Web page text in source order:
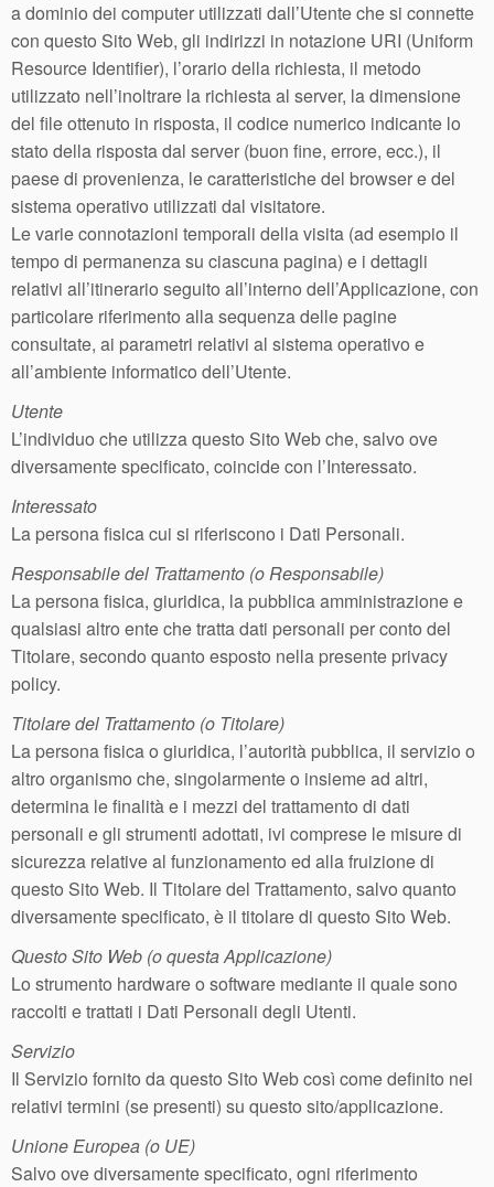
a dominio dei computer utilizzati dall’Utente che si connette
con questo Sito Web, gli indirizzi in notazione URI (Uniform
Resource Identifier), l’orario della richiesta, il metodo
utilizzato nell’inoltrare la richiesta al server, la dimensione
del file ottenuto in risposta, il codice numerico indicante lo
stato della risposta dal server (buon fine, errore, ecc.), il
paese di provenienza, le caratteristiche del browser e del
sistema operativo utilizzati dal visitatore.
Le varie connotazioni temporali della visita (ad esempio il
tempo di permanenza su ciascuna pagina) e i dettagli
relativi all’itinerario seguito all’interno dell’Applicazione, con
particolare riferimento alla sequenza delle pagine
consultate, ai parametri relativi al sistema operativo e
all’ambiente informatico dell’Utente.
Utente
L’individuo che utilizza questo Sito Web che, salvo ove
diversamente specificato, coincide con l’Interessato.
Interessato
La persona fisica cui si riferiscono i Dati Personali.
Responsabile del Trattamento (o Responsabile)
La persona fisica, giuridica, la pubblica amministrazione e
qualsiasi altro ente che tratta dati personali per conto del
Titolare, secondo quanto esposto nella presente privacy
policy.
Titolare del Trattamento (o Titolare)
La persona fisica o giuridica, l’autorità pubblica, il servizio o
altro organismo che, singolarmente o insieme ad altri,
determina le finalità e i mezzi del trattamento di dati
personali e gli strumenti adottati, ivi comprese le misure di
sicurezza relative al funzionamento ed alla fruizione di
questo Sito Web. Il Titolare del Trattamento, salvo quanto
diversamente specificato, è il titolare di questo Sito Web.
Questo Sito Web (o questa Applicazione)
Lo strumento hardware o software mediante il quale sono
raccolti e trattati i Dati Personali degli Utenti.
Servizio
Il Servizio fornito da questo Sito Web così come definito nei
relativi termini (se presenti) su questo sito/applicazione.
Unione Europea (o UE)
Salvo ove diversamente specificato, ogni riferimento